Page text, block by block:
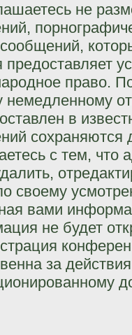
не
предоставляет
право.
в
сохраняются
с тем,
своему
вами
не будет
за